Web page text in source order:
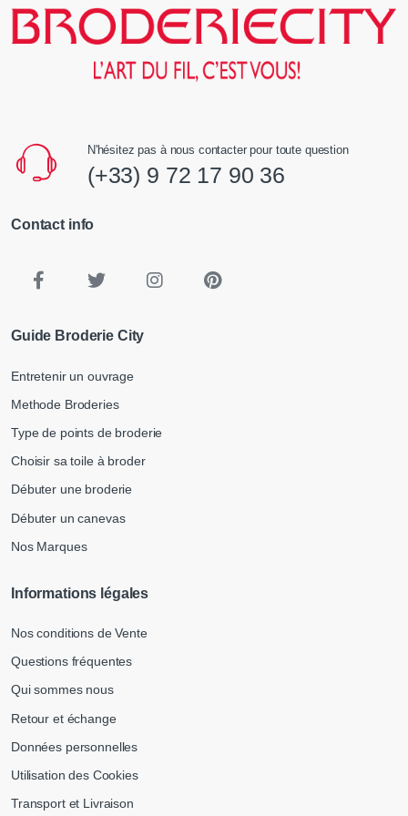
N'hésitez pas à nous contacter pour toute question
(+33) 9 72 17 90 36
Contact info
Guide Broderie City
Entretenir un ouvrage
Methode Broderies
Type de points de broderie
Choisir sa toile à broder
Débuter une broderie
Débuter un canevas
Nos Marques
Informations légales
Nos conditions de Vente
Questions fréquentes
Qui sommes nous
Retour et échange
Données personnelles
Utilisation des Cookies
Transport et Livraison